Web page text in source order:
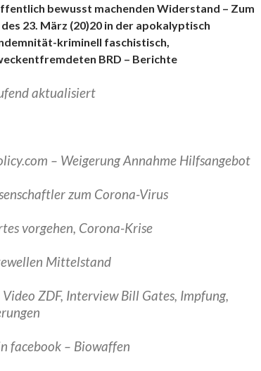
bewusst machenden Widerstand – Zum
23. März (20)20 in der apokalyptisch
kriminell faschistisch,
BRD – Berichte
aktualisiert
– Weigerung Annahme Hilfsangebot
zum Corona-Virus
vorgehen, Corona-Krise
Mittelstand
ZDF, Interview Bill Gates, Impfung,
facebook – Biowaffen